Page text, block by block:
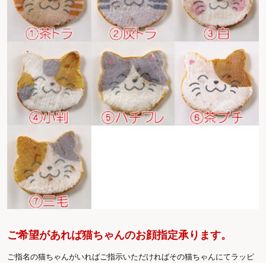
ご希望があれば猫ちゃんのお顔指定承ります。
ご指名の猫ちゃんがいればご指示いただければその猫ちゃんにてラッピ